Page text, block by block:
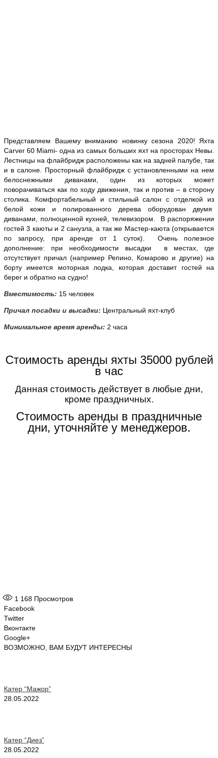
Представляем Вашему вниманию новинку сезона 2020! Яхта
Carver 60 Miami- одна из самых больших яхт на просторах Невы.
Лестницы на флайбридж расположены как на задней палубе, так
и в салоне. Просторный флайбридж с установленными на нем
белоснежными диванами, один из которых может
поворачиваться как по ходу движения, так и против – в сторону
столика. Комфортабельный и стильный салон с отделкой из
белой кожи и полированного дерева оборудован двумя
диванами, полноценной кухней, телевизором. В распоряжении
гостей 3 каюты и 2 санузла, а так же Мастер-каюта (открывается
по запросу, при аренде от 1 суток). Очень полезное
дополнение: при необходимости высадки в местах, где
отсутствует причал (например Репино, Комарово и другие) на
борту имеется моторная лодка, которая доставит гостей на
берег и обратно на судно!
Вместимость: 15 человек
Причал посадки и высадки: Центральный яхт-клуб
Минимальное время аренды: 2 часа
Стоимость аренды яхты 35000 рублей
в час
Данная стоимость действует в любые дни,
кроме праздничных.
Стоимость аренды в праздничные
дни, уточняйте у менеджеров.
1 168 Просмотров
Facebook
Twitter
Вконтакте
Google+
ВОЗМОЖНО, ВАМ БУДУТ ИНТЕРЕСНЫ
Катер “Мажор”
28.05.2022
Катер “Диез”
28.05.2022